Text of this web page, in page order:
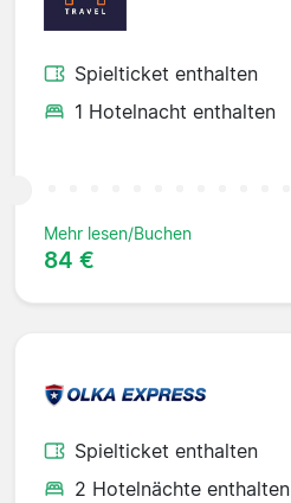
Spielticket enthalten
1 Hotelnacht enthalten
Mehr lesen/Buchen
84 €
Spielticket enthalten
2 Hotelnächte enthalten